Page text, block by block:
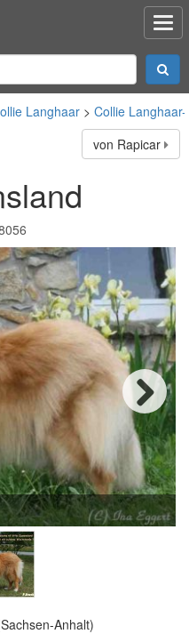
Langhaar
Collie
von Rapicar
Next
Anhalt)